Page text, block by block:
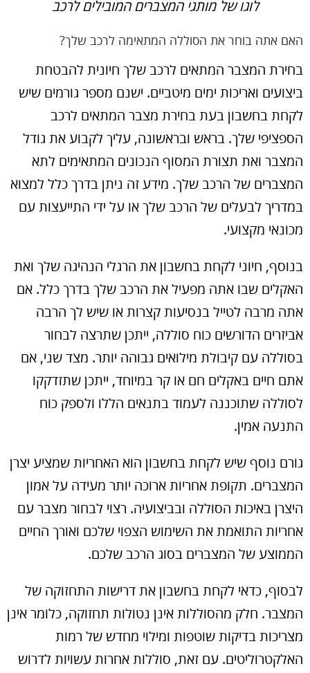
לוגו של מותגי המצברים המובילים לרכב
האם אתה בוחר את הסוללה המתאימה לרכב שלך?
בחירת המצבר המתאים לרכב שלך חיונית להבטחת
ביצועים ואריכות ימים מיטביים. ישנם מספר גורמים שיש
לקחת בחשבון בעת בחירת מצבר המתאים לרכב
הספציפי שלך. בראש ובראשונה, עליך לקבוע את גודל
המצבר ואת תצורת המסוף הנכונים המתאימים לתא
המצברים של הרכב שלך. מידע זה ניתן בדרך כלל למצוא
במדריך לבעלים של הרכב שלך או על ידי התייעצות עם
מכונאי מקצועי.
בנוסף, חיוני לקחת בחשבון את הרגלי הנהיגה שלך ואת
האקלים שבו אתה מפעיל את הרכב שלך בדרך כלל. אם
אתה מרבה לטייל בנסיעות קצרות או שיש לך הרבה
אביזרים הדורשים כוח סוללה, ייתכן שתרצה לבחור
בסוללה עם קיבולת מילואים גבוהה יותר. מצד שני, אם
אתם חיים באקלים חם או קר במיוחד, ייתכן שתזדקקו
לסוללה שתוכננה לעמוד בתנאים הללו ולספק כוח
התנעה אמין.
גורם נוסף שיש לקחת בחשבון הוא האחריות שמציע יצרן
המצברים. תקופת אחריות ארוכה יותר מעידה על אמון
היצרן באיכות הסוללה ובביצועיה. רצוי לבחור מצבר עם
אחריות התואמת את השימוש הצפוי שלכם ואורך החיים
הממוצע של המצברים בסוג הרכב שלכם.
לבסוף, כדאי לקחת בחשבון את דרישות התחזוקה של
המצבר. חלק מהסוללות אינן נטולות תחזוקה, כלומר אינן
מצריכות בדיקות שוטפות ומילוי מחדש של רמות
האלקטרוליטים. עם זאת, סוללות אחרות עשויות לדרוש